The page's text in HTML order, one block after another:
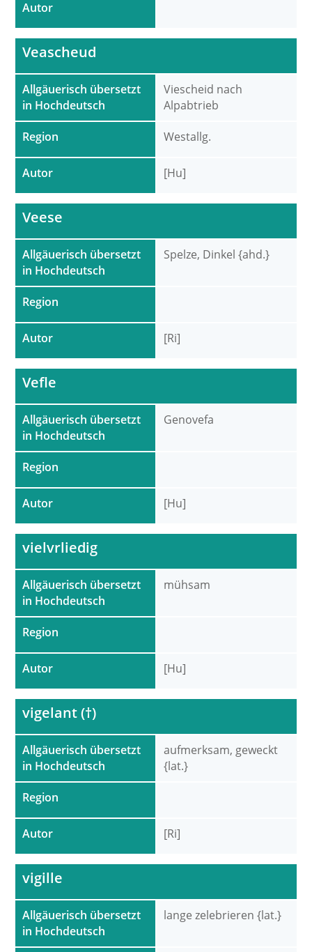
Autor
Allgäuerisch übersetzt
in Hochdeutsch
Region
Autor
Veascheud
Viescheid nach
Alpabtrieb
Westallg.
[Hu]
Allgäuerisch übersetzt
in Hochdeutsch
Region
Autor
Veese
Spelze, Dinkel {ahd.}
[Ri]
Allgäuerisch übersetzt
in Hochdeutsch
Region
Autor
Vefle
Genovefa
[Hu]
Allgäuerisch übersetzt
in Hochdeutsch
Region
Autor
vielvrliedig
mühsam
[Hu]
Allgäuerisch übersetzt
in Hochdeutsch
Region
Autor
vigelant (†)
aufmerksam, geweckt
{lat.}
[Ri]
Allgäuerisch übersetzt
in Hochdeutsch
vigille
lange zelebrieren {lat.}